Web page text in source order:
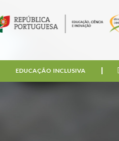
EDUCAÇÃO INCLUSIVA